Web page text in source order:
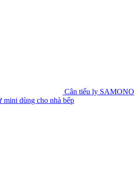
Cân tiểu ly SAMONO
mini dùng cho nhà bếp